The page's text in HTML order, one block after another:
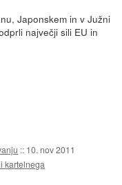
Japonskem in v Južni
največji sili EU in
:: 10. nov 2011
kartelnega